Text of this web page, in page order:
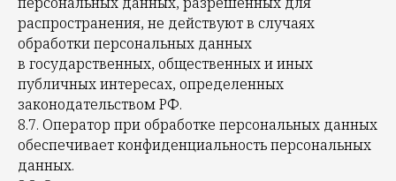
распространения, не действуют в случаях
обработки персональных данных
в государственных, общественных и иных
публичных интересах, определенных
законодательством РФ.
8.7. Оператор при обработке персональных данных
обеспечивает конфиденциальность персональных
данных.